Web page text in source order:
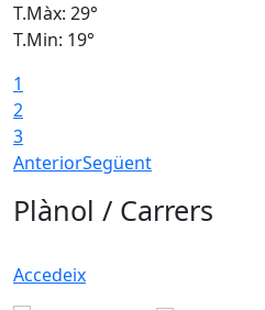
T.Màx: 29°
T.Min: 19°
1
2
3
AnteriorSegüent
Plànol / Carrers
Accedeix